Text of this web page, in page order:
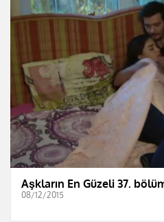
Aşkların En Güzeli 37.
08/12/2015